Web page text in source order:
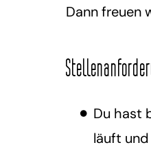
Dann freuen
Du hast
läuft